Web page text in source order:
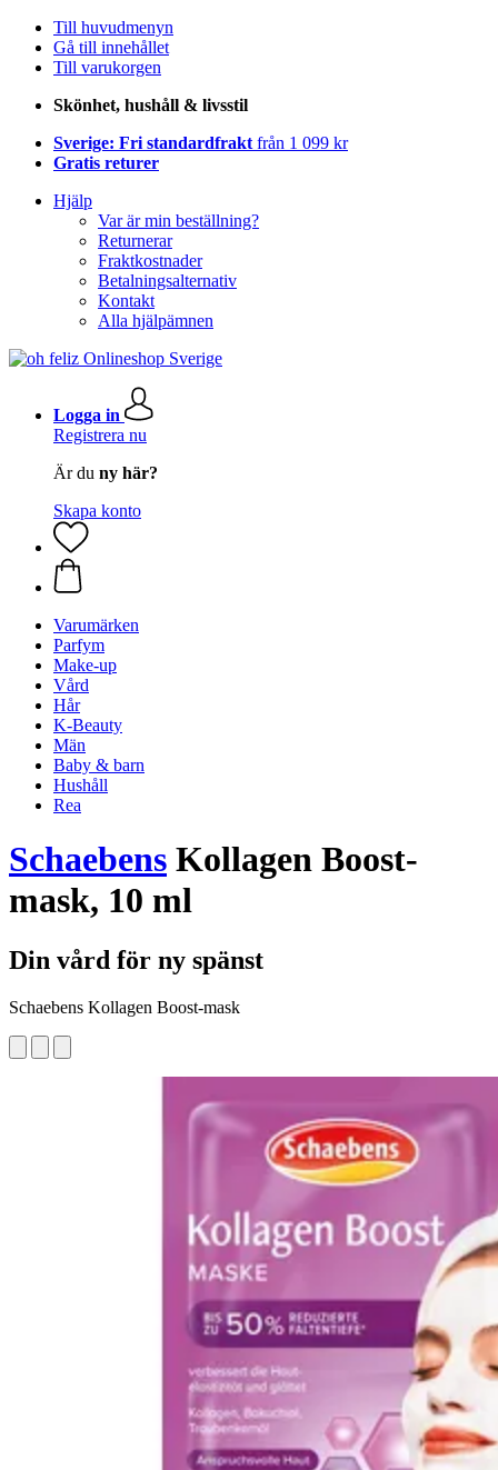
Till huvudmenyn
Gå till innehållet
Till varukorgen
Skönhet, hushåll & livsstil
Sverige: Fri standardfrakt från 1 099 kr
Gratis returer
Hjälp
Var är min beställning?
Returnerar
Fraktkostnader
Betalningsalternativ
Kontakt
Alla hjälpämnen
Logga in
Registrera nu
Är du ny här?
Skapa konto
Varumärken
Parfym
Make-up
Vård
Hår
K-Beauty
Män
Baby & barn
Hushåll
Rea
Schaebens Kollagen Boost-
mask, 10 ml
Din vård för ny spänst
Schaebens Kollagen Boost-mask